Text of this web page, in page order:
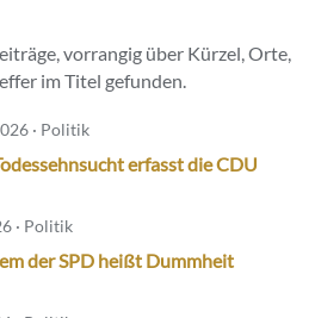
vorrangig über Kürzel, Orte,
im Titel gefunden.
· Politik
erfasst die CDU
· Politik
der SPD heißt Dummheit